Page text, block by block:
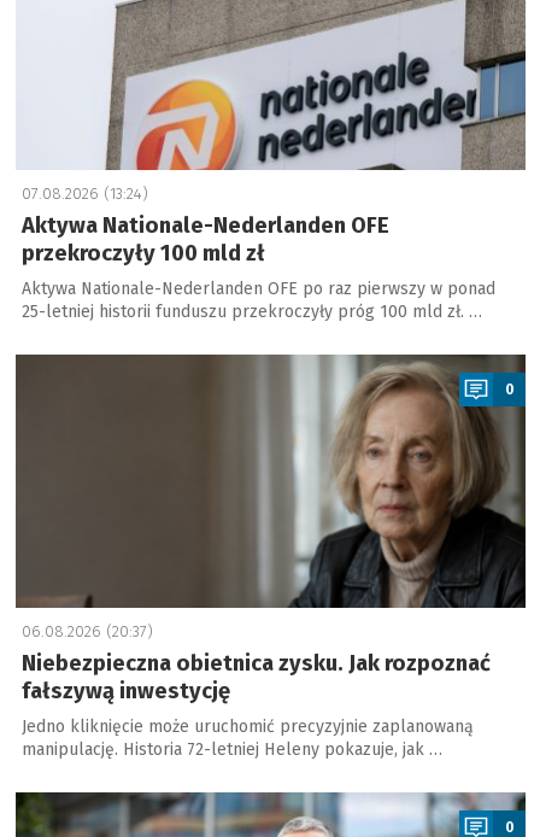
07.08.2026 (13:24)
Aktywa Nationale-Nederlanden OFE
przekroczyły 100 mld zł
Aktywa Nationale-Nederlanden OFE po raz pierwszy w ponad
25-letniej historii funduszu przekroczyły próg 100 mld zł. …
a
0
06.08.2026 (20:37)
Niebezpieczna obietnica zysku. Jak rozpoznać
fałszywą inwestycję
Jedno kliknięcie może uruchomić precyzyjnie zaplanowaną
manipulację. Historia 72-letniej Heleny pokazuje, jak …
a
0